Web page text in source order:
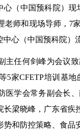
心（中国预科院）
老师和现场导师，7
中心 （中国预科院）
主任何剑峰为会议
5家CFETP培训基
医学会常务副会长
梁晓峰，广东省
和防控策略、食